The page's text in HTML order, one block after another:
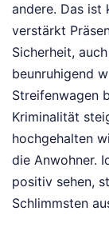
andere. Das ist
verstärkt
Sicherheit,
beunruhigend
Streifenwagen
Kriminalität
hochgehalten
die Anwohner.
positiv sehen,
Schlimmsten